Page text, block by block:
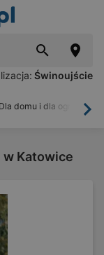
Świnoujście
Dla domu i dla ogrodu
Katowice